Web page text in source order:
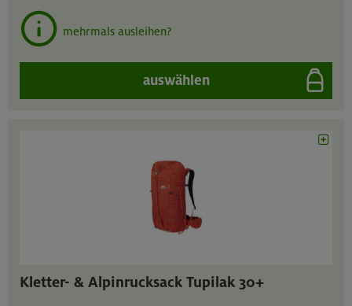
mehrmals ausleihen?
auswählen
Kletter- & Alpinrucksack Tupilak 30+